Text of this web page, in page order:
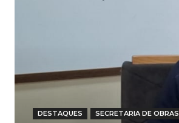
DESTAQUES SECRETARIA DE OBRAS